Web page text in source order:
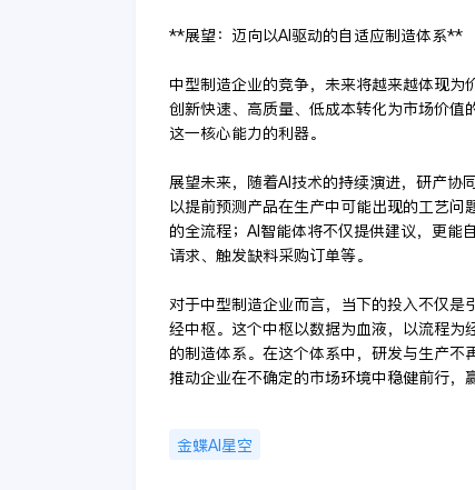
**展望：迈向以AI驱动的自适应制造体系**
中型制造企业的竞争，未来将越来越体现
创新快速、高质量、低成本转化为市场价值
这一核心能力的利器。
展望未来，随着AI技术的持续演进，研产协
以提前预测产品在生产中可能出现的工艺
的全流程；AI智能体将不仅提供建议，更能
请求、触发缺料采购订单等。
对于中型制造企业而言，当下的投入不仅
经中枢。这个中枢以数据为血液，以流程
的制造体系。在这个体系中，研发与生产
推动企业在不确定的市场环境中稳健前行，
金蝶AI星空